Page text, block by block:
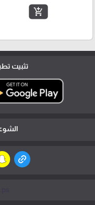
add_shopping_cart
تثبيت